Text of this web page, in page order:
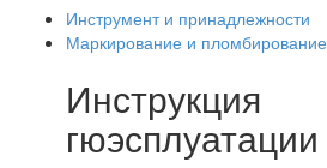
Инструмент и принадлежности
Маркирование и пломбирование
Инструкция
гюэсплуатации